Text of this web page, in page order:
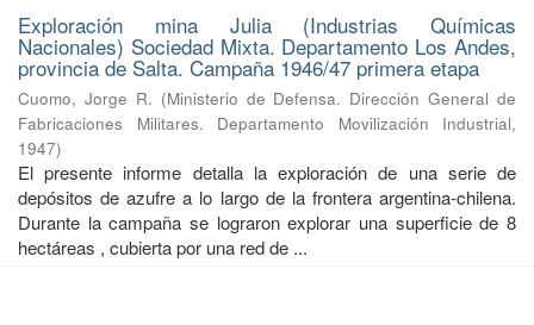
Exploración mina Julia (Industrias Químicas
Nacionales) Sociedad Mixta. Departamento Los Andes,
provincia de Salta. Campaña 1946/47 primera etapa
Cuomo, Jorge R. (Ministerio de Defensa. Dirección General de
Fabricaciones Militares. Departamento Movilización Industrial,
1947)
El presente informe detalla la exploración de una serie de
depósitos de azufre a lo largo de la frontera argentina-chilena.
Durante la campaña se lograron explorar una superficie de 8
hectáreas , cubierta por una red de ...